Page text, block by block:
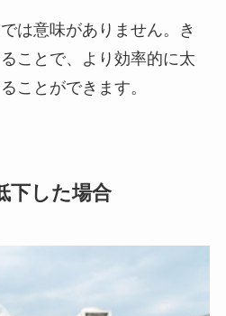
は意味がありません。き
ことで、より効率的に太
ことができます。
下した場合